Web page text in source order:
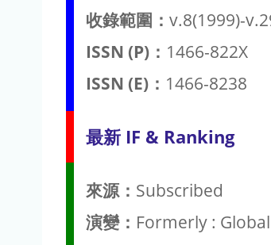
收錄範圍： v.8(1999)-
ISSN (P)： 1466-822X
ISSN (E)： 1466-8238
最新 IF & Ranking
來源： Subscribed
演變： Formerly :